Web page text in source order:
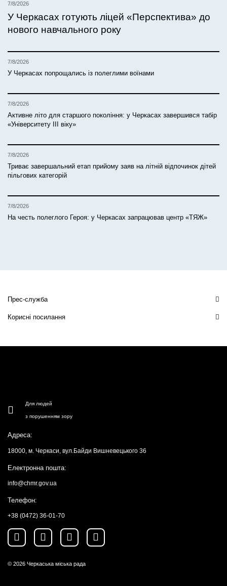
7/8/2026
У Черкасах готують ліцей «Перспектива» до
нового навчального року
7/8/2026
У Черкасах попрощались із полеглими воїнами
7/8/2026
Активне літо для старшого покоління: у Черкасах завершився табір
«Університету ІІІ віку»
7/8/2026
Триває завершальний етап прийому заяв на літній відпочинок дітей
пільгових категорій
7/8/2026
На честь полеглого Героя: у Черкасах запрацював центр «ТЯЖ»
Прес-служба
Корисні посилання
Для людей
з порушенням зору
Адреса:
18000, м. Черкаси, вул.Байди Вишневецького 36
Електронна пошта:
info@chmr.gov.ua
Телефон:
+38 (0472) 36-01-70
© 2026 Черкаська міська рада